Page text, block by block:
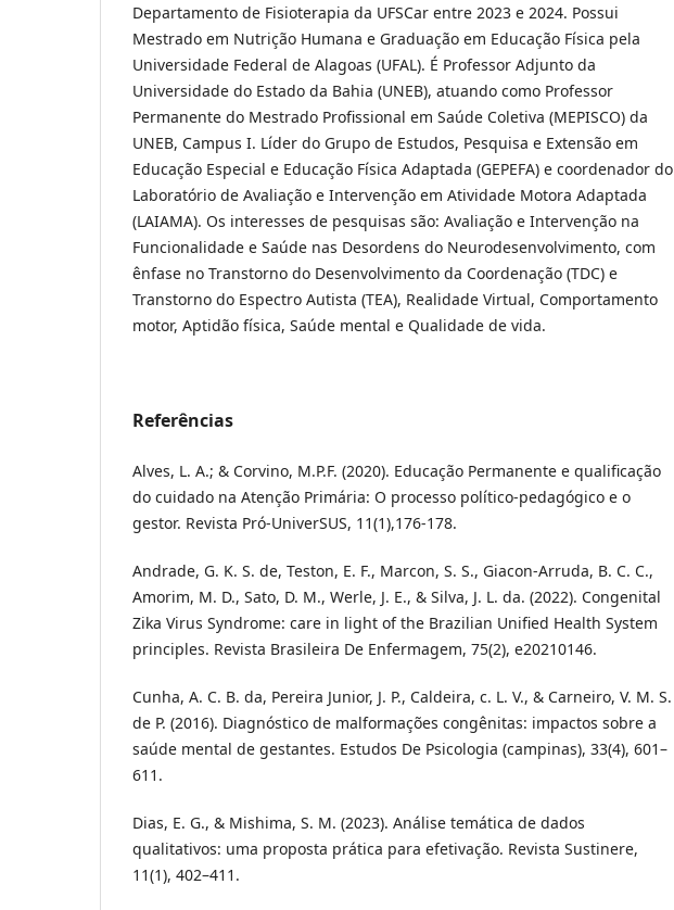
Departamento de Fisioterapia da UFSCar entre 2023 e 2024. Possui
Mestrado em Nutrição Humana e Graduação em Educação Física pela
Universidade Federal de Alagoas (UFAL). É Professor Adjunto da
Universidade do Estado da Bahia (UNEB), atuando como Professor
Permanente do Mestrado Profissional em Saúde Coletiva (MEPISCO) da
UNEB, Campus I. Líder do Grupo de Estudos, Pesquisa e Extensão em
Educação Especial e Educação Física Adaptada (GEPEFA) e coordenador do
Laboratório de Avaliação e Intervenção em Atividade Motora Adaptada
(LAIAMA). Os interesses de pesquisas são: Avaliação e Intervenção na
Funcionalidade e Saúde nas Desordens do Neurodesenvolvimento, com
ênfase no Transtorno do Desenvolvimento da Coordenação (TDC) e
Transtorno do Espectro Autista (TEA), Realidade Virtual, Comportamento
motor, Aptidão física, Saúde mental e Qualidade de vida.
Referências
Alves, L. A.; & Corvino, M.P.F. (2020). Educação Permanente e qualificação
do cuidado na Atenção Primária: O processo político-pedagógico e o
gestor. Revista Pró-UniverSUS, 11(1),176-178.
Andrade, G. K. S. de, Teston, E. F., Marcon, S. S., Giacon-Arruda, B. C. C.,
Amorim, M. D., Sato, D. M., Werle, J. E., & Silva, J. L. da. (2022). Congenital
Zika Virus Syndrome: care in light of the Brazilian Unified Health System
principles. Revista Brasileira De Enfermagem, 75(2), e20210146.
Cunha, A. C. B. da, Pereira Junior, J. P., Caldeira, c. L. V., & Carneiro, V. M. S.
de P. (2016). Diagnóstico de malformações congênitas: impactos sobre a
saúde mental de gestantes. Estudos De Psicologia (campinas), 33(4), 601–
611.
Dias, E. G., & Mishima, S. M. (2023). Análise temática de dados
qualitativos: uma proposta prática para efetivação. Revista Sustinere,
11(1), 402–411.